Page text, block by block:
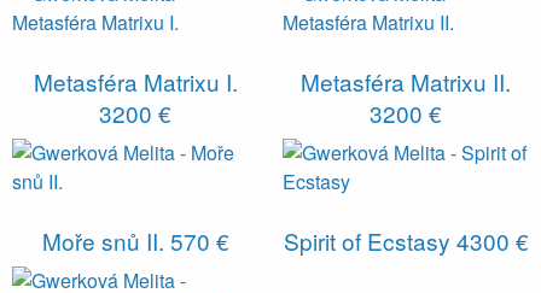
Metasféra Matrixu I.
3200 €
Metasféra Matrixu II.
3200 €
Moře snů II. 570 € Spirit of Ecstasy 4300 €